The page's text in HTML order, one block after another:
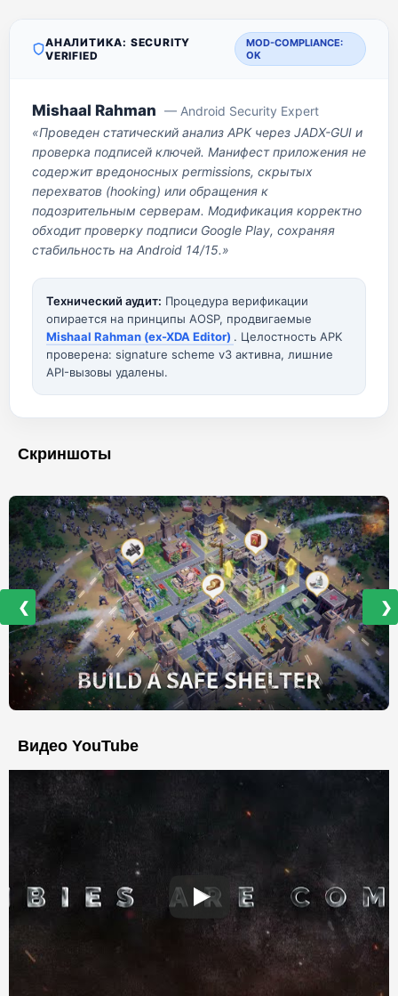
АНАЛИТИКА: SECURITY
VERIFIED
MOD-COMPLIANCE:
OK
Mishaal Rahman — Android Security Expert
«Проведен статический анализ APK через JADX-GUI и
проверка подписей ключей. Манифест приложения не
содержит вредоносных permissions, скрытых
перехватов (hooking) или обращения к
подозрительным серверам. Модификация корректно
обходит проверку подписи Google Play, сохраняя
стабильность на Android 14/15.»
Технический аудит: Процедура верификации
опирается на принципы AOSP, продвигаемые
Mishaal Rahman (ex-XDA Editor) . Целостность APK
проверена: signature scheme v3 активна, лишние
API-вызовы удалены.
Скриншоты
❮ ❯
Видео YouTube